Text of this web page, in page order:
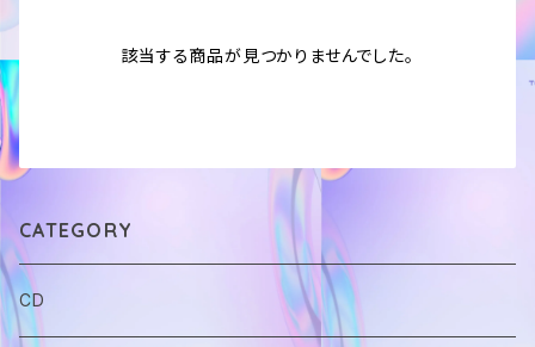
該当する商品が見つかりませんでした。
CATEGORY
CD